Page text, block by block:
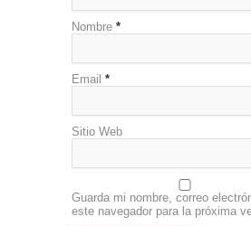
Nombre *
Email *
Sitio Web
Guarda mi nombre, correo
este navegador para la próxima